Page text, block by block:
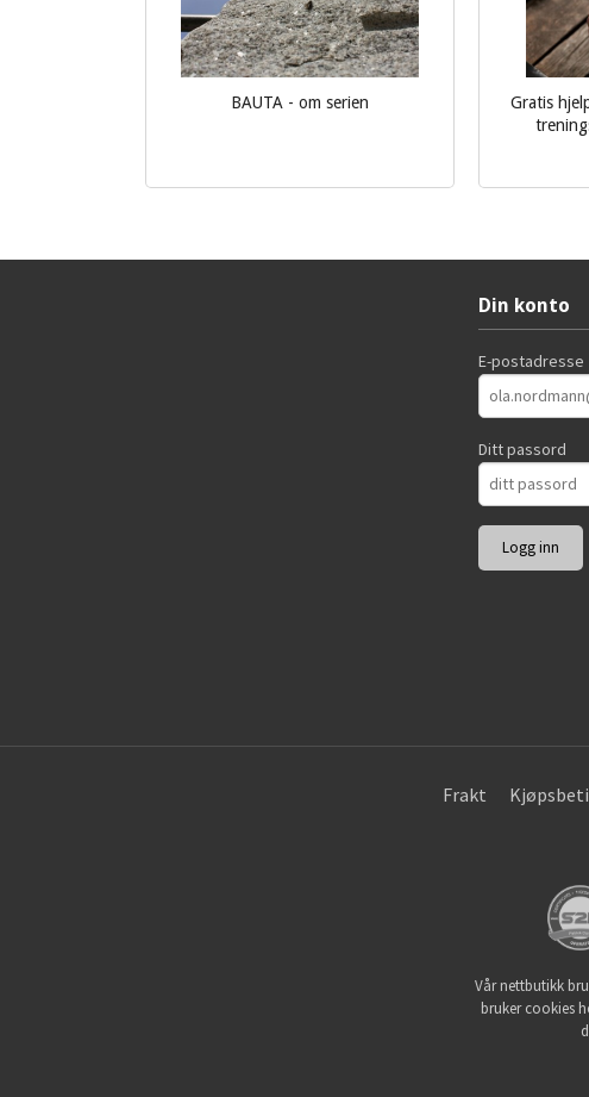
BAUTA - om serien
Gratis
Din konto
E-postadresse
Ditt passord
Frakt
Vår nettbutikk
bruker cookies